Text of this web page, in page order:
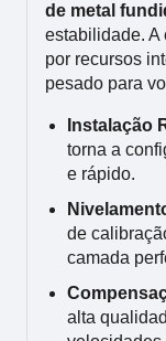
de metal
estabilidade. A
por recursos
pesado para
Instalação
torna a
e rápido.
de
camada
alta